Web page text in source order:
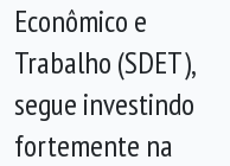
Econômico e
Trabalho (SDET),
segue investindo
fortemente na